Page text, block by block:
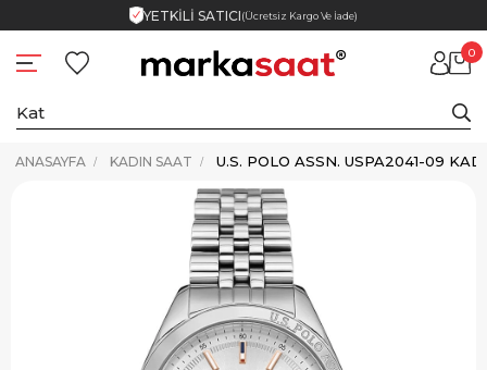
YETKİLİ SATICI(Ücretsiz Kargo Ve İade)
0
ANASAYFA KADIN SAAT